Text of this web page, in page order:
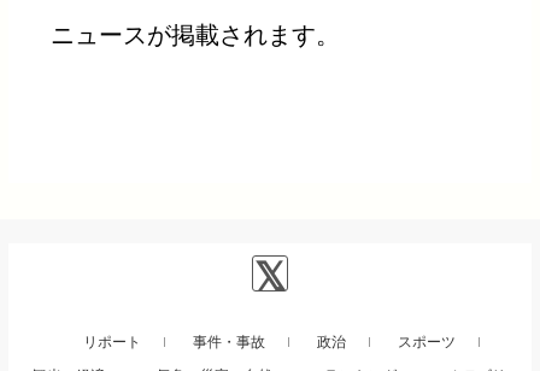
ニュースが掲載されます。
リポート 事件・事故 政治
スポーツ